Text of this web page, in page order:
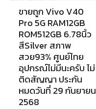
ขายถูก Vivo V40
Pro 5G RAM12GB
ROM512GB 6.78นิ้ว
สีSilver สภาพ
สวย93% ศูนย์ไทย
อุปกรณ์ไม่มีนะครับ ไม่
ติดสัญญา ประกัน
หมดวันที่ 29 กันยายน
2568